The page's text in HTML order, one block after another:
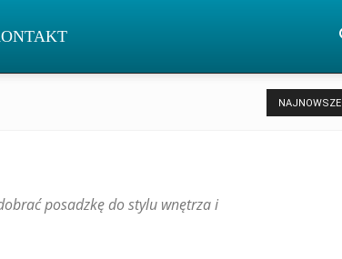
NAJNOWSZE
posadzkę do stylu wnętrza i